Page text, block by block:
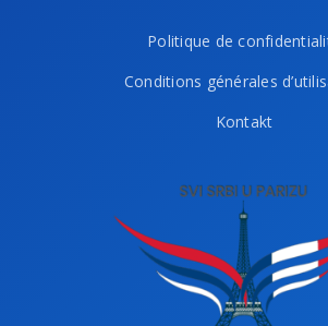
Politique de
Conditions générales
Kontakt